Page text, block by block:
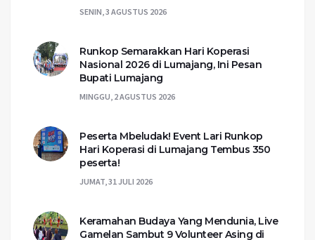
SENIN, 3 AGUSTUS 2026
Runkop Semarakkan Hari Koperasi
Nasional 2026 di Lumajang, Ini Pesan
Bupati Lumajang
MINGGU, 2 AGUSTUS 2026
Peserta Mbeludak! Event Lari Runkop
Hari Koperasi di Lumajang Tembus 350
peserta!
JUMAT, 31 JULI 2026
Keramahan Budaya Yang Mendunia, Live
Gamelan Sambut 9 Volunteer Asing di